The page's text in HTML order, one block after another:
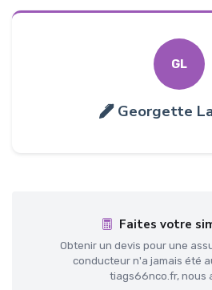
GL
Georgette
Faites votre
Obtenir un devis pour une
conducteur n'a jamais été
tiags66nco.fr, nous